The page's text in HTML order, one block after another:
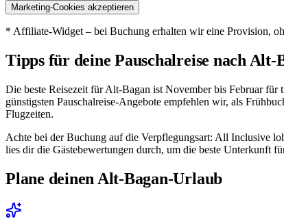
Marketing-Cookies akzeptieren
* Affiliate-Widget – bei Buchung erhalten wir eine Provision,
Tipps für deine Pauschalreise nach Alt-
Die beste Reisezeit für Alt-Bagan ist November bis Februar
günstigsten Pauschalreise-Angebote empfehlen wir, als
Flugzeiten.
Achte bei der Buchung auf die Verpflegungsart: All Inclusive
lies dir die Gästebewertungen durch, um die beste Unterkunft
Plane deinen Alt-Bagan-Urlaub